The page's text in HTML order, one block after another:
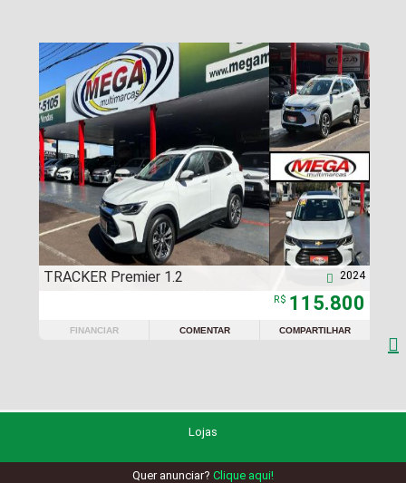
TRACKER Premier 1.2 2024

R$ 115.800
FINANCIAR COMENTAR COMPARTILHAR

Lojas
Quer anunciar? Clique aqui!